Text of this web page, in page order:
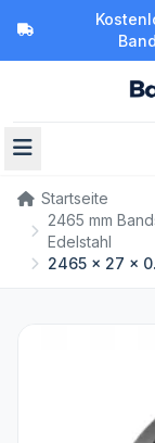
Startseite
2465 mm
Edelstahl